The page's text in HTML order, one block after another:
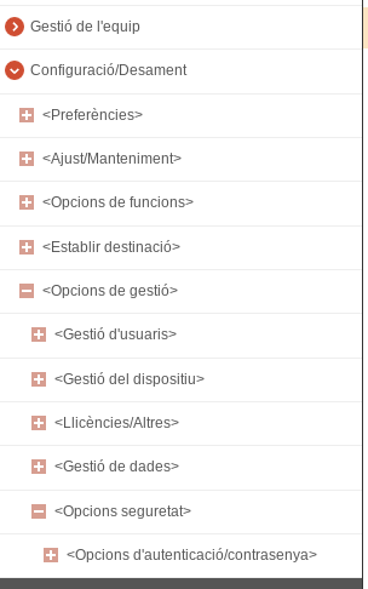
Gestió de l'equip
Configuració/Desament
<Preferències>
<Ajust/Manteniment>
<Opcions de funcions>
<Establir destinació>
<Opcions de gestió>
<Gestió d'usuaris>
<Gestió del dispositiu>
<Llicències/Altres>
<Gestió de dades>
<Opcions seguretat>
<Opcions d'autenticació/contrasenya>